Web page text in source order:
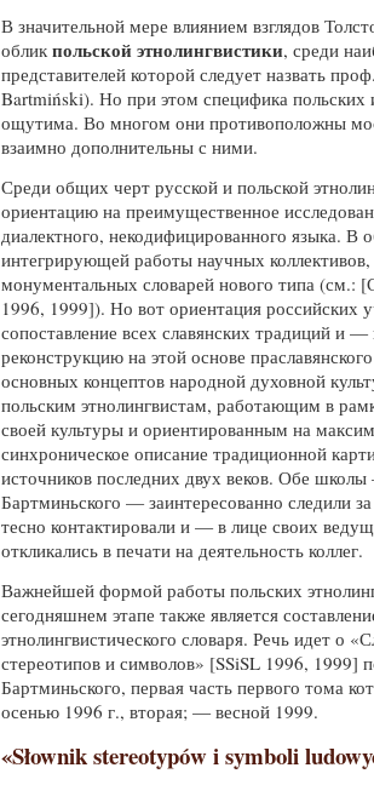
В значительной мере влиянием взглядов
облик польской этнолингвистики, среди
представителей которой следует назвать
Bartmiński). Но при этом специфика польских
ощутима. Во многом они противоположны
взаимно дополнительны с ними.
Среди общих черт русской и польской
ориентацию на преимущественное
диалектного, некодифицированного языка. В
интегрирующей работы научных коллективов,
монументальных словарей нового типа (см.:
1996, 1999]). Но вот ориентация российских
сопоставление всех славянских традиций и
реконструкцию на этой основе
основных концептов народной духовной
польским этнолингвистам, работающим в
своей культуры и ориентированным на
синхроническое описание традиционной
источников последних двух веков. Обе
Бартминьского — заинтересованно следили
тесно контактировали и — в лице своих
откликались в печати на деятельность коллег.
Важнейшей формой работы польских
сегодняшнем этапе также является
этнолингвистического словаря. Речь идет о
стереотипов и символов» [SSiSL 1996, 1999]
Бартминьского, первая часть первого тома
осенью 1996 г., вторая; — весной 1999.
«Słownik stereotypów i symboli